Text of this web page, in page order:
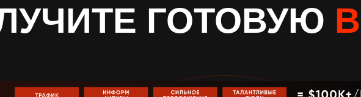
ГОТОВУЮ